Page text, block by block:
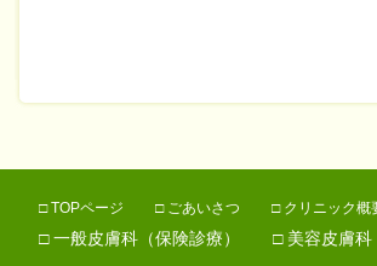
□TOPページ □ ごあいさつ □ クリニック概
□一般皮膚科（保険診療） □ 美容皮膚科